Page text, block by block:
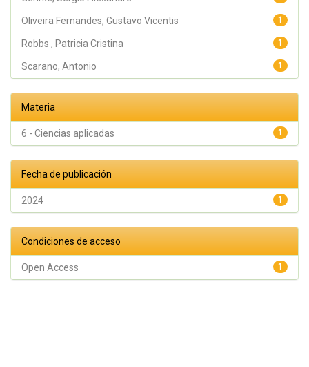
1
Oliveira Fernandes, Gustavo Vicentis
1
Robbs , Patricia Cristina
1
Scarano, Antonio
Materia
1
6 - Ciencias aplicadas
Fecha de publicación
1
2024
Condiciones de acceso
1
Open Access